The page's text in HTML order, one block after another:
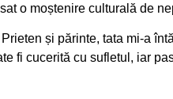
o moștenire culturală de
și părinte, tata mi-a
fi cucerită cu sufletul, iar